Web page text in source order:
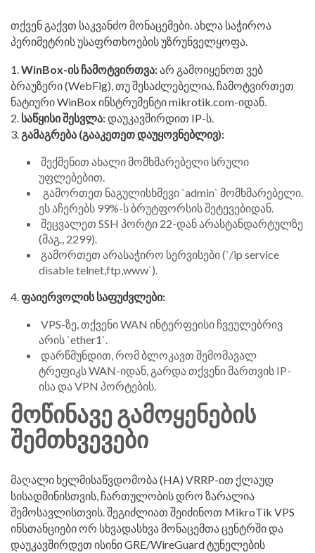
თქვენ გაქვთ საკვანძო მონაცემები. ახლა საჭიროა
პერიმეტრის უსაფრთხოების უზრუნველყოფა.
1.WinBox-ის ჩამოტვირთვა:არ გამოიყენოთ ვებ
ბრაუზერი (WebFig), თუ შესაძლებელია. ჩამოტვირთეთ
ნატიური WinBox ინსტრუმენტი mikrotik.com-იდან.
2. საწყისი შესვლა:დაუკავშირდით IP-ს.
3.გამაგრება (გააკეთეთ დაუყოვნებლივ):
შექმენით ახალი მომხმარებელი სრული
უფლებებით.
გამორთეთ ნაგულისხმევი `admin` მომხმარებელი.
ეს აჩერებს 99%-ს ბრუტფორსის შეტევებიდან.
შეცვალეთ SSH პორტი 22-დან არასტანდარტულზე
(მაგ., 2299).
გამორთეთ არასაჭირო სერვისები (`/ip service
disable telnet,ftp,www`).
4.ფაიერვოლის საფუძვლები:
VPS-ზე, თქვენი WAN ინტერფეისი ჩვეულებრივ
არის `ether1`.
დარწმუნდით, რომ ბლოკავთ შემომავალ
ტრეფიკს WAN-იდან, გარდა თქვენი მართვის IP-
ისა და VPN პორტების.
ᲛᲝᲬᲘᲜᲐᲕᲔ ᲒᲐᲛᲝᲧᲔᲜᲔᲑᲘᲡ
ᲨᲔᲛᲗᲮᲕᲔᲕᲔᲑᲘ
მაღალი ხელმისაწვდომობა (HA) VRRP-ით ქლაუდ
სისადმინისთვის, ჩართულობის დრო ზარალია
შემოსავლისთვის. შეგიძლიათ შეიძინოთ MikroTik VPS
ინსთანციები ორ სხვადასხვა მონაცემთა ცენტრში და
დაუკავშირდეთ ისინი GRE/WireGuard ტუნელების